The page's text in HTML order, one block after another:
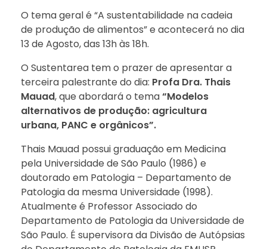
O tema geral é “A sustentabilidade na cadeia
de produção de alimentos” e acontecerá no dia
13 de Agosto, das 13h às 18h.
O Sustentarea tem o prazer de apresentar a
terceira palestrante do dia: Profa Dra. Thais
Mauad, que abordará o tema“Modelos
alternativos de produção: agricultura
urbana, PANC e orgânicos”.
Thais Mauad possui graduação em Medicina
pela Universidade de São Paulo (1986) e
doutorado em Patologia – Departamento de
Patologia da mesma Universidade (1998).
Atualmente é Professor Associado do
Departamento de Patologia da Universidade de
São Paulo. É supervisora da Divisão de Autópsias